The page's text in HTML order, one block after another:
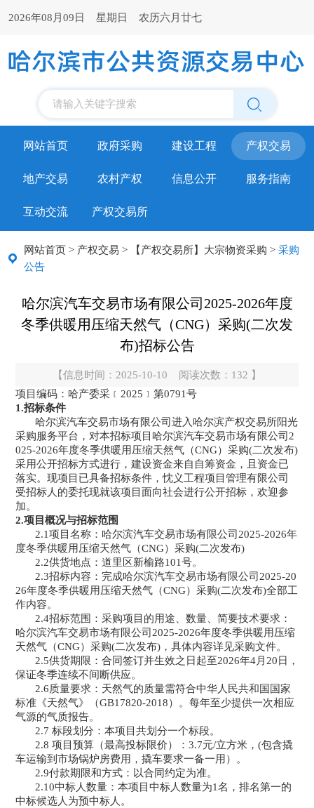
2026年08月09日 星期日 农历六月廿七
请输入关键字搜索
网站首页 政府采购 建设工程 产权交易
地产交易 农村产权 信息公开 服务指南
互动交流 产权交易所
网站首页 > 产权交易 > 【产权交易所】大宗物资采购 > 采购
公告
哈尔滨汽车交易市场有限公司2025-2026年度
冬季供暖用压缩天然气（CNG）采购(二次发
布)招标公告
【信息时间：2025-10-10 阅读次数： 132 】
项目编码： 哈产委采﹝ 2025﹞第0791号
1.招标条件
哈尔滨汽车交易市场有限公司 进入哈尔滨产权交易所阳光
采购服务平台，对本招标项目 哈尔滨汽车交易市场有限公司 2
025-2026年度冬季供暖用压缩天然气（CNG）采购(二次发布)
采用公开招标方式进行，建设资金来自 自筹资金，
且资金已
落实。现项目已具备招标条件，忱义工程项目管理有限公司
受招标人的委托现就该项目面向社会进行公开招标，欢迎参
加。
2.项目概况与招标范围
2.1项目名称：哈尔滨汽车交易市场有限公司2025-2026年
度冬季供暖用压缩天然气（CNG）采购(二次发布)
2.2供货地点：道里区新榆路101号。
2.3招标内容：完成哈尔滨汽车交易市场有限公司2025-20
26年度冬季供暖用压缩天然气（CNG）采购(二次发布)全部工
作内容。
2.4招标范围：采购项目的用途、数量、简要技术要求：
哈尔滨汽车交易市场有限公司2025-2026年度冬季供暖用压缩
天然气（CNG）采购(二次发布)，具体内容详见采购文件。
2.5供货期限：合同签订并生效之日起至2026年4月20日，
保证冬季连续不间断供应。
2.6质量要求：天然气的质量需符合中华人民共和国国家
标准《天然气》（GB17820-2018）。每年至少提供一次相应
气源的气质报告。
2.7 标段划分：本项目共划分一个标段。
2.8 项目预算（最高投标限价）： 3.7元/立方米，(包含撬
车运输到市场锅炉房费用，撬车要求一备一用）。
2.9付款期限和方式：以合同约定为准。
2.10中标人数量：本项目中标人数量为1名，排名第一的
中标候选人为预中标人。